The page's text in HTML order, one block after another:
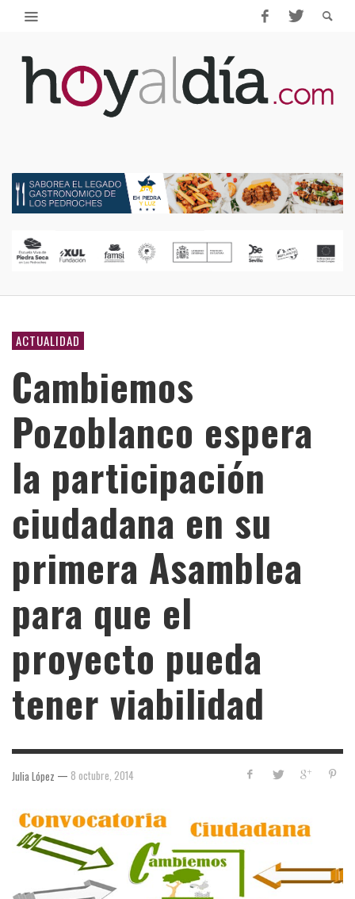
ACTUALIDAD
Cambiemos
Pozoblanco espera
la participación
ciudadana en su
primera Asamblea
para que el
proyecto pueda
tener viabilidad
Julia López — 8 octubre, 2014